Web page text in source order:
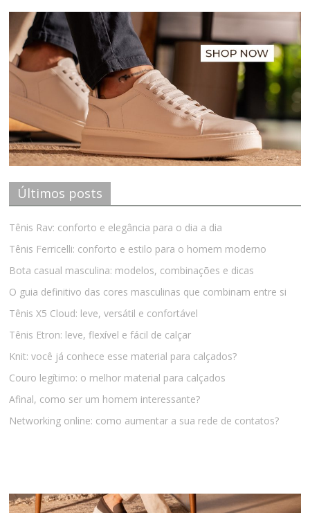
Últimos posts
Tênis Rav: conforto e elegância para o dia a dia
Tênis Ferricelli: conforto e estilo para o homem moderno
Bota casual masculina: modelos, combinações e dicas
O guia definitivo das cores masculinas que combinam entre si
Tênis X5 Cloud: leve, versátil e confortável
Tênis Etron: leve, flexível e fácil de calçar
Knit: você já conhece esse material para calçados?
Couro legítimo: o melhor material para calçados
Afinal, como ser um homem interessante?
Networking online: como aumentar a sua rede de contatos?